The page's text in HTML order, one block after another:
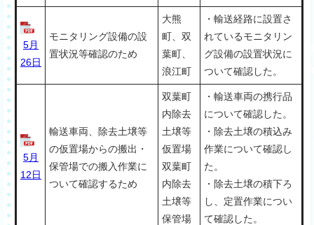
5月
26日
モニタリング設備の設
置状況等確認のため
大熊
町、双
葉町、
浪江町
・輸送経路に設置さ
れているモニタリン
グ設備の設置状況に
ついて確認した。
5月
12日
輸送車両、除去土壌等
の仮置場からの搬出・
保管場での搬入作業に
ついて確認するため
双葉町
内除去
土壌等
仮置場
双葉町
内除去
土壌等
保管場
・輸送車両の携行品
について確認した。
・除去土壌の積込み
作業について確認し
た。
・除去土壌の積下ろ
し、定置作業につい
て確認した。